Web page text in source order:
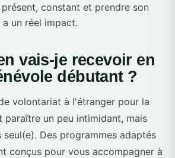
présent, constant et prendre son
un réel impact.
vais-je recevoir en
débutant ?
volontariat à l'étranger pour la
paraître un peu intimidant, mais
seul(e). Des programmes adaptés
conçus pour vous accompagner à